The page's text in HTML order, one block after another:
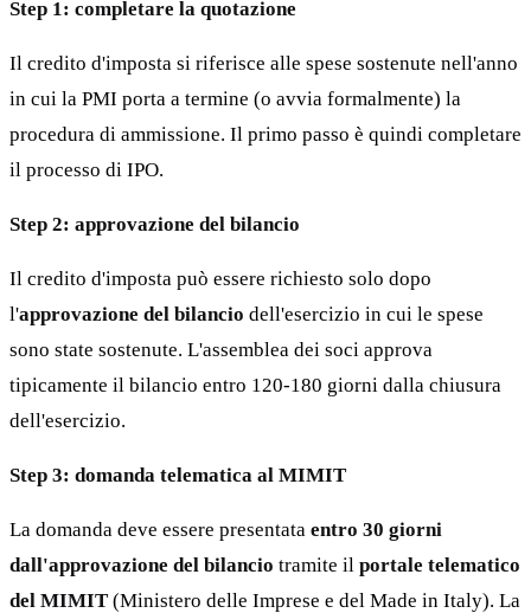
Step 1: completare la quotazione
Il credito d'imposta si riferisce alle spese sostenute nell'anno
in cui la PMI porta a termine (o avvia formalmente) la
procedura di ammissione. Il primo passo è quindi completare
il processo di IPO.
Step 2: approvazione del bilancio
Il credito d'imposta può essere richiesto solo dopo
l'approvazione del bilancio dell'esercizio in cui le spese
sono state sostenute. L'assemblea dei soci approva
tipicamente il bilancio entro 120-180 giorni dalla chiusura
dell'esercizio.
Step 3: domanda telematica al MIMIT
La domanda deve essere presentata entro 30 giorni
dall'approvazione del bilancio tramite il portale telematico
del MIMIT (Ministero delle Imprese e del Made in Italy). La